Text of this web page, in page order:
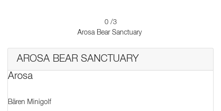
0 /3
Arosa Bear Sanctuary
AROSA BEAR SANCTUARY
Arosa
Bären Minigolf